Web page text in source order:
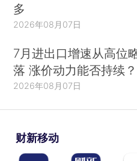
多
2026年08月07日
7月进出口增速从高位
落 涨价动力能否持续？
2026年08月07日
财新移动